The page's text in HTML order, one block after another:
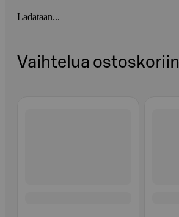
Ladataan...
Vaihtelua ostoskoriin